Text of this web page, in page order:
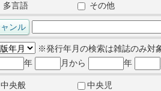
多言語
その他
※発行年月の検索は雑誌のみ対
年
月から 年
中央般
中央児